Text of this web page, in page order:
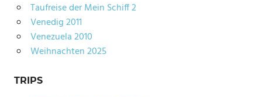
Taufreise der Mein Schiff 2
Venedig 2011
Venezuela 2010
Weihnachten 2025
TRIPS